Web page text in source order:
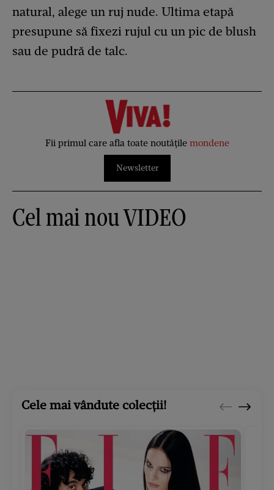
natural, alege un ruj nude. Ultima etapă
presupune să fixezi rujul cu un pic de blush
sau de pudră de talc.
Fii primul care afla toate noutățile mondene
Newsletter
Cel mai nou VIDEO
Cele mai vândute colecții!